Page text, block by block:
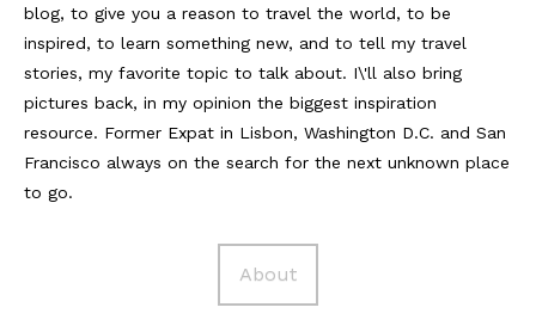
blog, to give you a reason to travel the world, to be
inspired, to learn something new, and to tell my travel
stories, my favorite topic to talk about. I\'ll also bring
pictures back, in my opinion the biggest inspiration
resource. Former Expat in Lisbon, Washington D.C. and San
Francisco always on the search for the next unknown place
to go.
About